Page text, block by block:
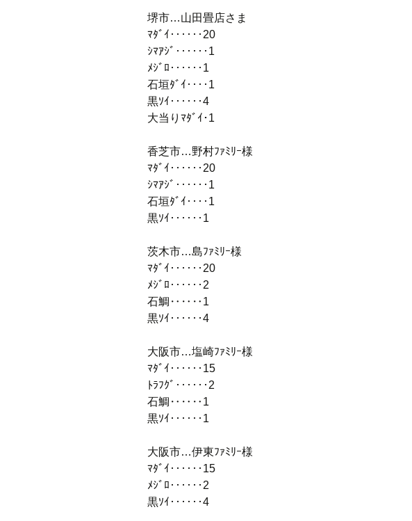
堺市…山田畳店さま
ﾏﾀﾞｲ‥‥‥20
ｼﾏｱｼﾞ‥‥‥1
ﾒｼﾞﾛ‥‥‥1
石垣ﾀﾞｲ‥‥1
黒ｿｲ‥‥‥4
大当りﾏﾀﾞｲ･1
香芝市…野村ﾌｧﾐﾘｰ様
ﾏﾀﾞｲ‥‥‥20
ｼﾏｱｼﾞ‥‥‥1
石垣ﾀﾞｲ‥‥1
黒ｿｲ‥‥‥1
茨木市…島ﾌｧﾐﾘｰ様
ﾏﾀﾞｲ‥‥‥20
ﾒｼﾞﾛ‥‥‥2
石鯛‥‥‥1
黒ｿｲ‥‥‥4
大阪市…塩崎ﾌｧﾐﾘｰ様
ﾏﾀﾞｲ‥‥‥15
ﾄﾗﾌｸﾞ‥‥‥2
石鯛‥‥‥1
黒ｿｲ‥‥‥1
大阪市…伊東ﾌｧﾐﾘｰ様
ﾏﾀﾞｲ‥‥‥15
ﾒｼﾞﾛ‥‥‥2
黒ｿｲ‥‥‥4